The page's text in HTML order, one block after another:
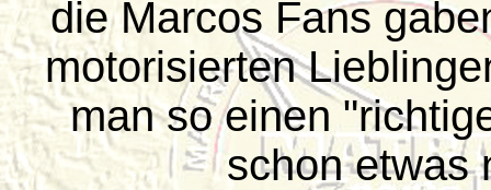
die Marcos Fans
motorisierten
man so einen
schon etwas